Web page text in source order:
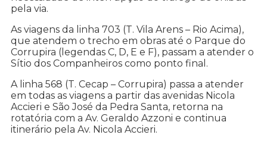
pela via.
As viagens da linha 703 (T. Vila Arens – Rio Acima),
que atendem o trecho em obras até o Parque do
Corrupira (legendas C, D, E e F), passam a atender o
Sítio dos Companheiros como ponto final.
A linha 568 (T. Cecap – Corrupira) passa a atender
em todas as viagens a partir das avenidas Nicola
Accieri e São José da Pedra Santa, retorna na
rotatória com a Av. Geraldo Azzoni e continua
itinerário pela Av. Nicola Accieri.